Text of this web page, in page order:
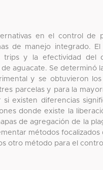
en el control de
de manejo integrado.
trips y la efectividad del
aguacate. Se determinó
y se obtuvieron
parcelas y para la
si existen diferencias
donde existe la
de agregación de la
métodos
otro método para el